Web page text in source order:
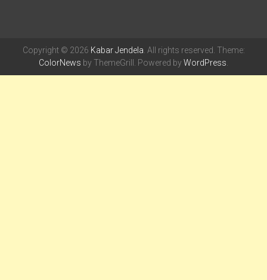
Copyright © 2026 Kabar Jendela . All rights reserved. Theme:
ColorNews by ThemeGrill. Powered byWordPress